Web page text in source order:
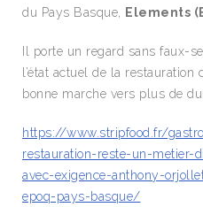
du Pays Basque, Elements
Il porte un regard sans faux-
l’état actuel de la
bonne marche vers plus de
https://www.stripfood.fr/
restauration-reste-un-metier-
avec-exigence-anthony-
epoq-pays-basque/